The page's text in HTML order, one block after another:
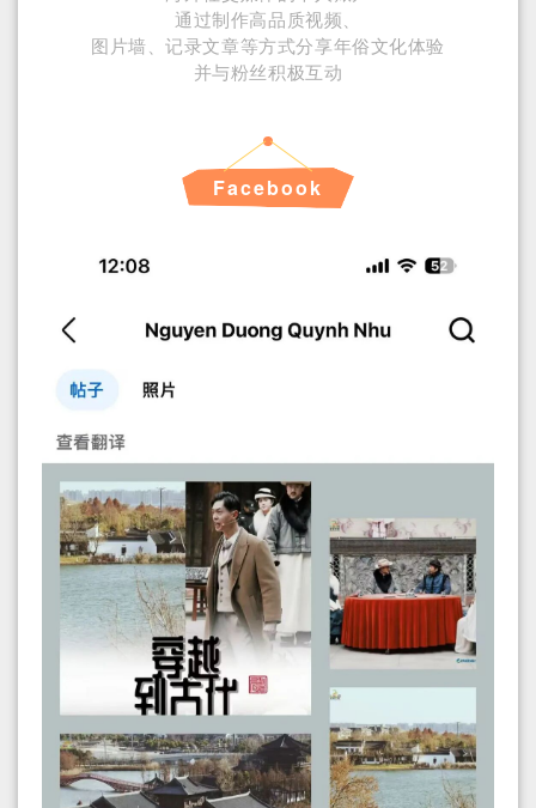
通过制作高品质视频、
图片墙、记录文章等方式分享年俗文化体验
并与粉丝积极互动
Facebook